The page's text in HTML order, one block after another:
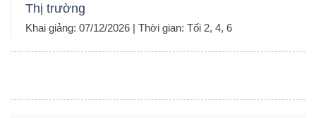
Thị trường
Khai giảng: 07/12/2026 | Thời gian: Tối 2, 4, 6